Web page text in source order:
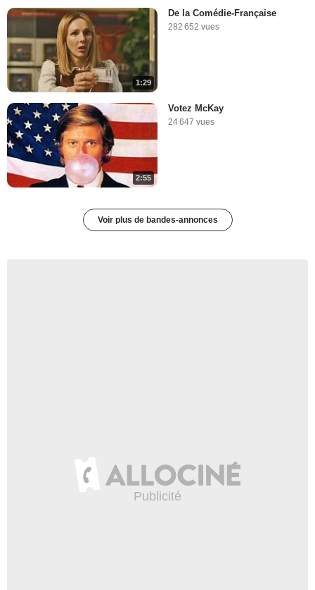
1:29
De la Comédie-Française
282 652 vues
2:55
Votez McKay
24 647 vues
Voir plus de bandes-annonces